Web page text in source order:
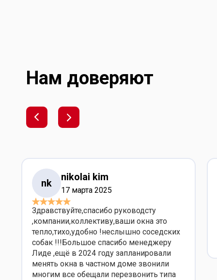
Нам доверяют
​nikolai kim​
17 марта 2025
​nk
Здравствуйте,спасибо руководсту
,компании,коллективу,ваши окна это
тепло,тихо,удобно !неслышно соседских
собак !!!Большое спасибо менеджеру
Лиде ,ещё в 2024 году запланировали
менять окна в частном доме звонили
многим все обещали перезвонить типа